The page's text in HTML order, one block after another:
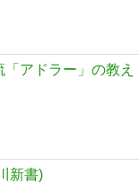
アドラー」の教え
新書)